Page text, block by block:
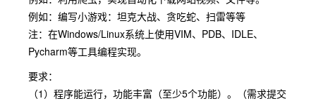
例如：编写小游戏：坦克大战、贪吃蛇、扫雷等等
注：在Windows/Linux系统上使用VIM、PDB、IDLE、
Pycharm等工具编程实现。
要求：
（1）程序能运行，功能丰富（至少5个功能）。（需求提交